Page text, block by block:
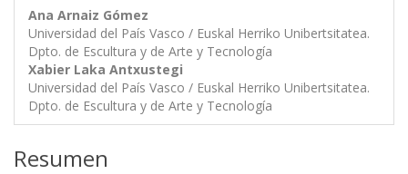
Ana Arnaiz Gómez
Universidad del País Vasco / Euskal Herriko Unibertsitatea.
Dpto. de Escultura y de Arte y Tecnología
Xabier Laka Antxustegi
Universidad del País Vasco / Euskal Herriko Unibertsitatea.
Dpto. de Escultura y de Arte y Tecnología
Resumen